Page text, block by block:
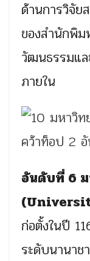
ด้านการวิจัย
ของสำนักพิ
วัฒนธรรมแ
ภายใน
อันดับที่ 6 ม
ก่อตั้งในปี
ระดับนานา